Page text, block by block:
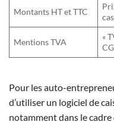
Montants HT et TTC
cas
Mentions TVA
«
Pour les auto-
d’utiliser un logiciel de
notamment dans le cadre